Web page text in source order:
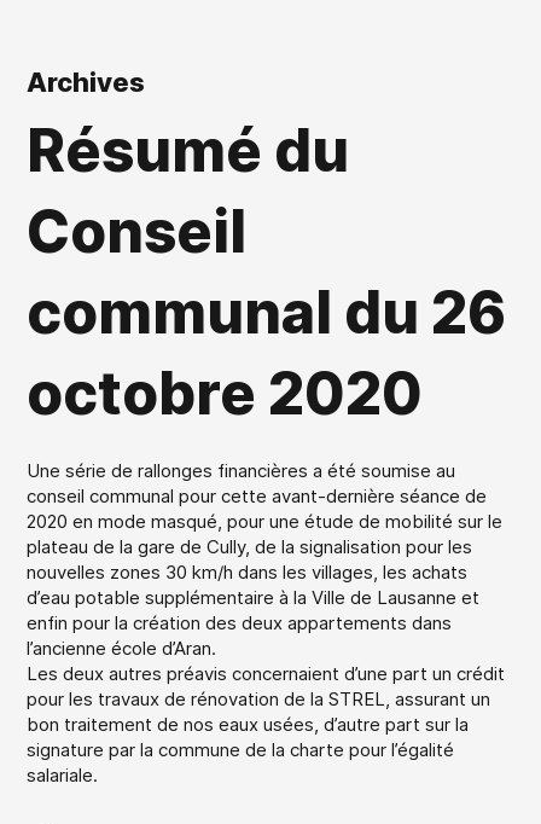
Archives
Résumé du
Conseil
communal du 26
octobre 2020
Une série de rallonges financières a été soumise au
conseil communal pour cette avant-dernière séance de
2020 en mode masqué, pour une étude de mobilité sur le
plateau de la gare de Cully, de la signalisation pour les
nouvelles zones 30 km/h dans les villages, les achats
d’eau potable supplémentaire à la Ville de Lausanne et
enfin pour la création des deux appartements dans
l’ancienne école d’Aran.
Les deux autres préavis concernaient d’une part un crédit
pour les travaux de rénovation de la STREL, assurant un
bon traitement de nos eaux usées, d’autre part sur la
signature par la commune de la charte pour l’égalité
salariale.